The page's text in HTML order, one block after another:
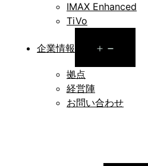
IMAX Enhanced
TiVo
企業情報
menu
拠点
経営陣
お問い合わせ